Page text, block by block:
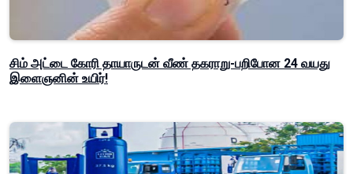
சிம் அட்டை கோரி தாயாருடன் வீண் தகராறு-பறிபோன 24 வயது
இளைஞனின் உயிர்!